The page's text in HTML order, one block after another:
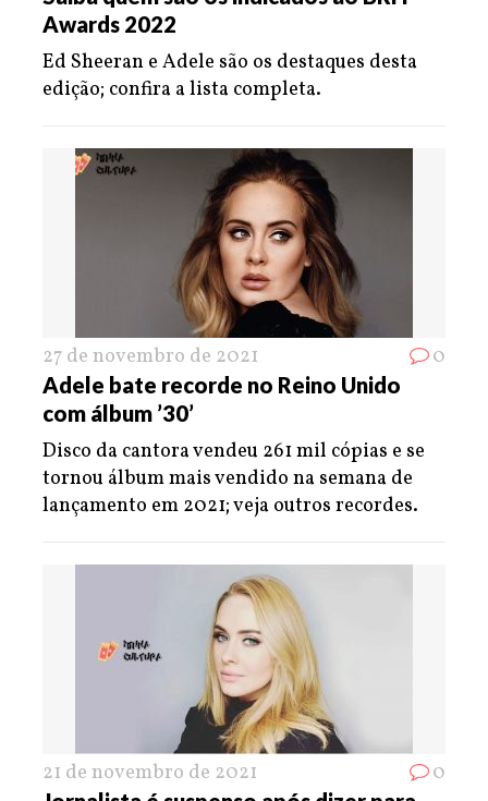
Awards 2022
Ed Sheeran e Adele são os destaques desta
edição; confira a lista completa.
27 de novembro de 2021 0
Adele bate recorde no Reino Unido
com álbum ’30’
Disco da cantora vendeu 261 mil cópias e se
tornou álbum mais vendido na semana de
lançamento em 2021; veja outros recordes.
21 de novembro de 2021 0